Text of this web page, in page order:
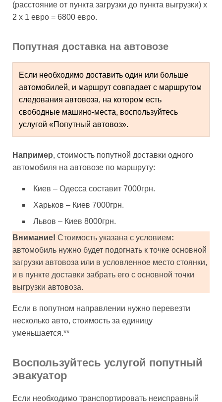
(расстояние от пункта загрузки до пункта выгрузки) х
2 х 1 евро = 6800 евро.
Попутная доставка на автовозе
Если необходимо доставить один или больше
автомобилей, и маршрут совпадает с маршрутом
следования автовоза, на котором есть
свободные машино-места, воспользуйтесь
услугой «Попутный автовоз».
Например, стоимость попутной доставки одного
автомобиля на автовозе по маршруту:
Киев – Одесса составит 7000грн.
Харьков – Киев 7000грн.
Львов – Киев 8000грн.
Внимание! Стоимость указана с условием:
автомобиль нужно будет подогнать к точке основной
загрузки автовоза или в условленное место стоянки,
и в пункте доставки забрать его с основной точки
выгрузки автовоза.
Если в попутном направлении нужно перевезти
несколько авто, стоимость за единицу
уменьшается.**
Воспользуйтесь услугой попутный
эвакуатор
Если необходимо транспортировать неисправный